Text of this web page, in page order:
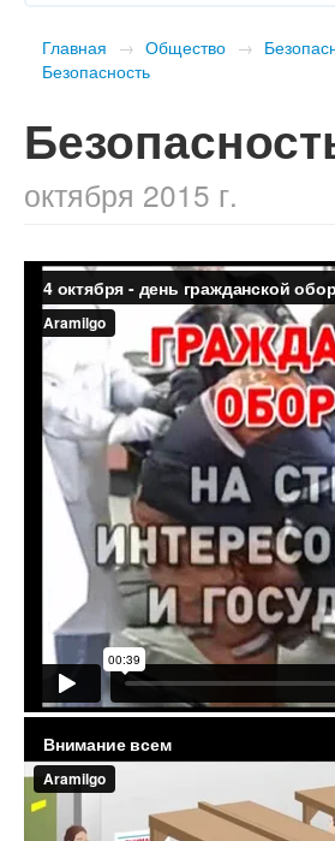
Главная → Общество →
Безопасность
октября 2015 г.